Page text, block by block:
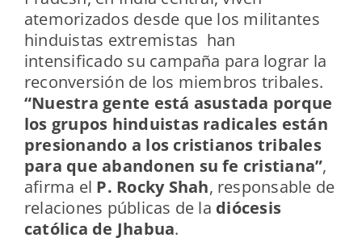
atemorizados desde que los militantes
hinduistas extremistas han
intensificado su campaña para lograr la
reconversión de los miembros tribales.
“Nuestra gente está asustada porque
los grupos hinduistas radicales están
presionando a los cristianos tribales
para que abandonen su fe cristiana”,
afirma el P. Rocky Shah, responsable de
relaciones públicas de la diócesis
católica de Jhabua.